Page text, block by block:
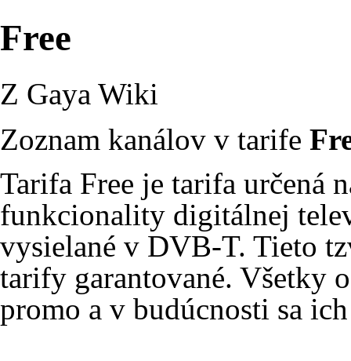
Free
Z Gaya Wiki
Zoznam kanálov v tarife
Tarifa Free je tarifa určená
funkcionality digitálnej
vysielané v DVB-T. Tieto
tarify garantované. Všetky
promo a v budúcnosti sa